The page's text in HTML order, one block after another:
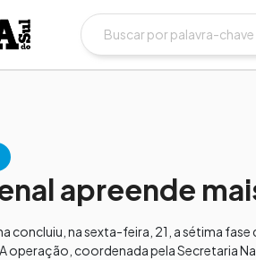
apreende
concluiu, na sexta-feira, 21, a sétima
operação, coordenada pela Secretaria